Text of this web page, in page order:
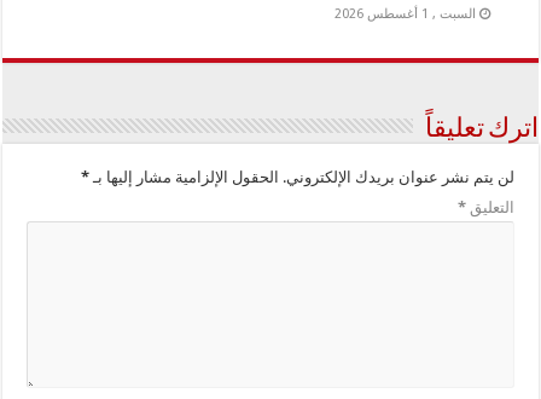
السبت , 1 أغسطس 2026
اترك تعليقاً
لن يتم نشر عنوان بريدك الإلكتروني. الحقول الإلزامية مشار إليها بـ*
التعليق*